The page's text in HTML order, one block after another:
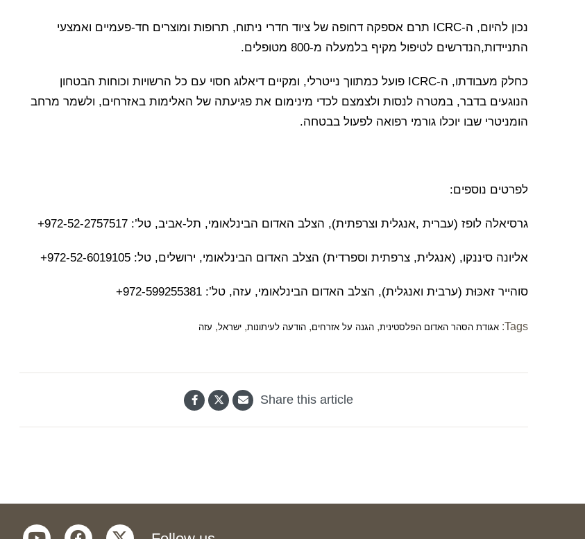
נכון להיום, ה-ICRC תרם אספקה דחופה של ציוד חדרי ניתוח, תרופות ומוצרים חד-פעמיים ואמצעי
התניידות,הנדרשים לטיפול מקיף בלמעלה מ-800 מטופלים.
כחלק מעבודתו, ה-ICRC פועל כמתווך נייטרלי, ומקיים דיאלוג חסוי עם כל הרשויות וכוחות הבטחון
הנוגעים בדבר, במטרה לנסות ולצמצם לכדי מינימום את פגיעתה של האלימות באזרחים, ולשמר מרחב
הומניטרי שבו יוכלו גורמי רפואה לפעול בבטחה.
לפרטים נוספים:
גרסיאלה לופז (עברית ,אנגלית וצרפתית), הצלב האדום הבינלאומי, תל-אביב, טל’: 972-52-2757517+
אליונה סיננקו, (אנגלית, צרפתית וספרדית) הצלב האדום הבינלאומי, ירושלים, טל: 972-52-6019105+
סוהייר זאכּוּת (ערבית ואנגלית), הצלב האדום הבינלאומי, עזה, טל’: 972-599255381+
Tags: אגודת הסהר האדום הפלסטינית, הגנה על אזרחים, הודעה לעיתונות, ישראל, עזה
Share this article
twitter
facebook
youtube